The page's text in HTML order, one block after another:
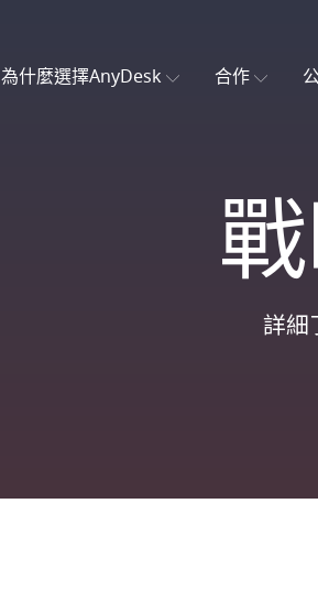
為什麼選擇AnyDesk
合作
詳細